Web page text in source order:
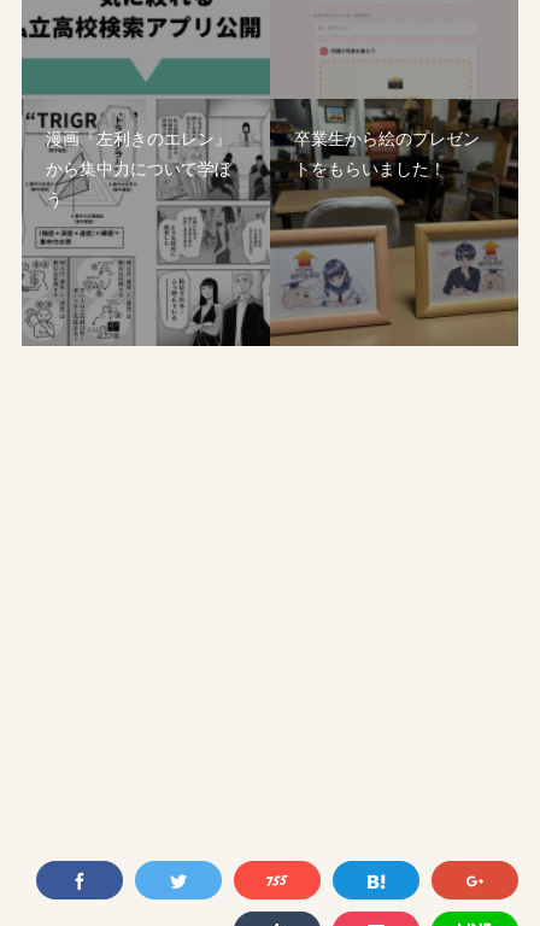
漫画『左利きのエレン』
から集中力について学ぼ
う
卒業生から絵のプレゼン
トをもらいました！